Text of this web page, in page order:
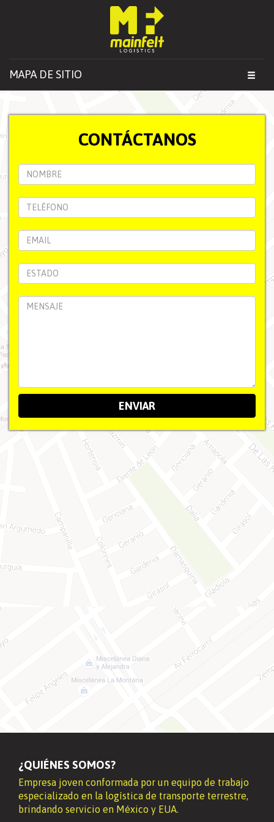
MAPA DE SITIO
CONTÁCTANOS
¿QUIÉNES SOMOS?
Empresa joven conformada por un equipo de trabajo
especializado en la logística de transporte terrestre,
brindando servicio en México y EUA.